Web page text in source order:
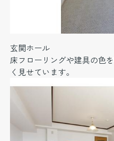
玄関ホール
床フローリングや建具の色
く見せています。